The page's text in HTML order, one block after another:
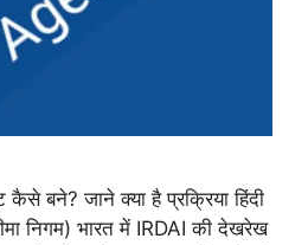
बने? जाने क्या है प्रक्रिया हिंदी
निगम) भारत में IRDAI की देखरेख